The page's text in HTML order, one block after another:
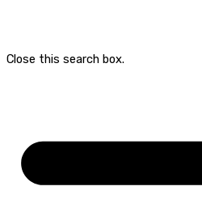
Close this search box.